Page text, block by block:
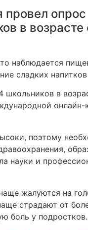
провел
в возрасте
наблюдается
сладких
в
поэтому
науки и
жалуются на
страдают от
боль у подростков.